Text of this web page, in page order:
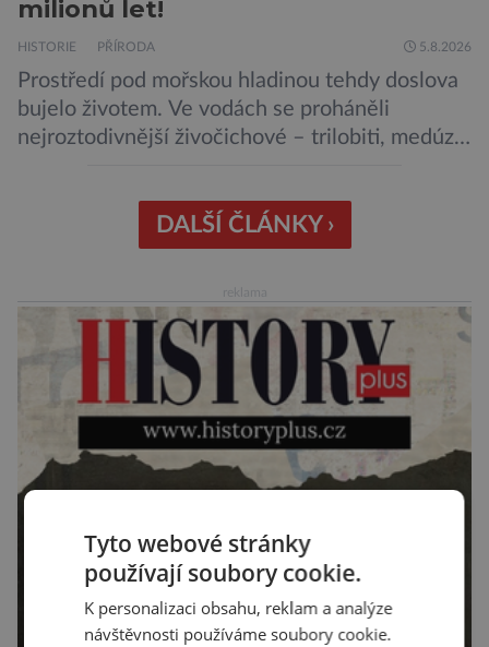
milionů let!
HISTORIE PŘÍRODA 5.8.2026
Prostředí pod mořskou hladinou tehdy doslova
bujelo životem. Ve vodách se proháněli
nejroztodivnější živočichové – trilobiti, medúzy
zárodky zbraní typických pro dnešní pavouky.
Pavouci, štíři či klíšťata jsou členovci patřící do
chelicerami, které u nich představují právě […]
DALŠÍ ČLÁNKY ›
Tyto webové stránky
používají soubory cookie.
K personalizaci obsahu, reklam a analýze
návštěvnosti používáme soubory cookie.